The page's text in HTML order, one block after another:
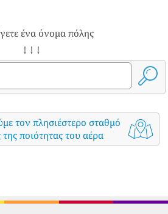
ένα όνομα πόλης
↓ ↓ ↓
τον πλησιέστερο σταθμό
ποιότητας του αέρα